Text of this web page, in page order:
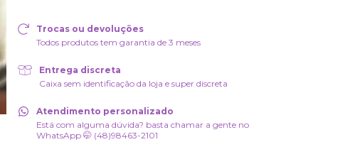
Trocas ou devoluções
Todos produtos tem garantia de 3 meses
Entrega discreta
Caixa sem identificação da loja e super discreta
Atendimento personalizado
Está com alguma dúvida? basta chamar a gente no
WhatsApp 🤭 (48)98463-2101